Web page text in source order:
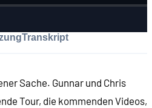
Transkript
Sache. Gunnar und Chris
Tour, die kommenden Videos,